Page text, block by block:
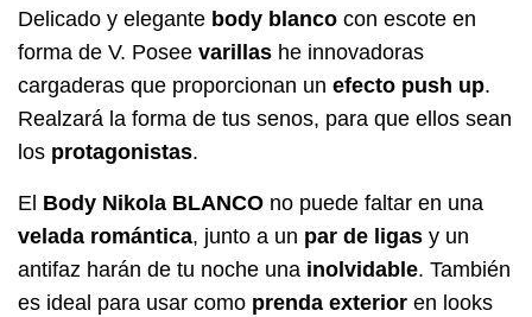
Delicado y elegante body blanco con escote en
forma de V. Posee varillas he innovadoras
cargaderas que proporcionan un efecto push up.
Realzará la forma de tus senos, para que ellos sean
los protagonistas.
El Body Nikola BLANCO no puede faltar en una
velada romántica, junto a un par de ligas y un
antifaz harán de tu noche una inolvidable. También
es ideal para usar como prenda exterior en looks